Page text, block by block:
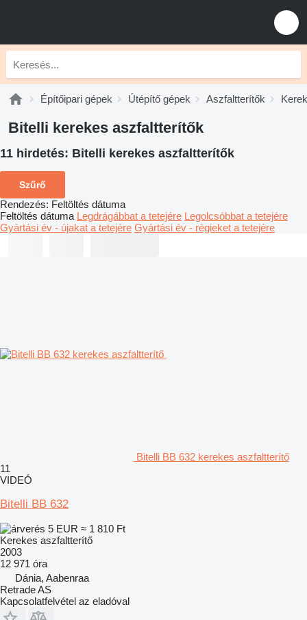
Építőipari gépek Útépítő gépek Aszfaltterítők
Bitelli kerekes aszfaltterítők
11 hirdetés: Bitelli kerekes aszfaltterítők
Szűrő
Rendezés: Feltöltés dátuma
Feltöltés dátuma Legdrágábbat a tetejére Legolcsóbbat a tetejére
Gyártási év - újakat a tetejére Gyártási év - régieket a tetejére
Bitelli BB 632 kerekes aszfaltterítő
11
VIDEÓ
Bitelli BB 632
5 EUR ≈ 1 810 Ft
Kerekes aszfaltterítő
2003
12 971 óra
Dánia, Aabenraa
Retrade AS
Kapcsolatfelvétel az eladóval